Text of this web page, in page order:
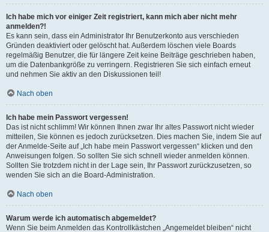
Ich habe mich vor einiger Zeit registriert, kann mich aber nicht mehr
anmelden?!
Es kann sein, dass ein Administrator Ihr Benutzerkonto aus verschieden
Gründen deaktiviert oder gelöscht hat. Außerdem löschen viele Boards
regelmäßig Benutzer, die für längere Zeit keine Beiträge geschrieben haben,
um die Datenbankgröße zu verringern. Registrieren Sie sich einfach erneut
und nehmen Sie aktiv an den Diskussionen teil!
Nach oben
Ich habe mein Passwort vergessen!
Das ist nicht schlimm! Wir können Ihnen zwar Ihr altes Passwort nicht wieder
mitteilen, Sie können es jedoch zurücksetzen. Dies machen Sie, indem Sie auf
der Anmelde-Seite auf „Ich habe mein Passwort vergessen“ klicken und den
Anweisungen folgen. So sollten Sie sich schnell wieder anmelden können.
Sollten Sie trotzdem nicht in der Lage sein, Ihr Passwort zurückzusetzen, so
wenden Sie sich an die Board-Administration.
Nach oben
Warum werde ich automatisch abgemeldet?
Wenn Sie beim Anmelden das Kontrollkästchen „Angemeldet bleiben“ nicht